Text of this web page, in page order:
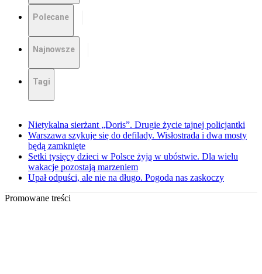
Polecane
Najnowsze
Tagi
Nietykalna sierżant „Doris”. Drugie życie tajnej policjantki
Warszawa szykuje się do defilady. Wisłostrada i dwa mosty
będą zamknięte
Setki tysięcy dzieci w Polsce żyją w ubóstwie. Dla wielu
wakacje pozostają marzeniem
Upał odpuści, ale nie na długo. Pogoda nas zaskoczy
Promowane treści